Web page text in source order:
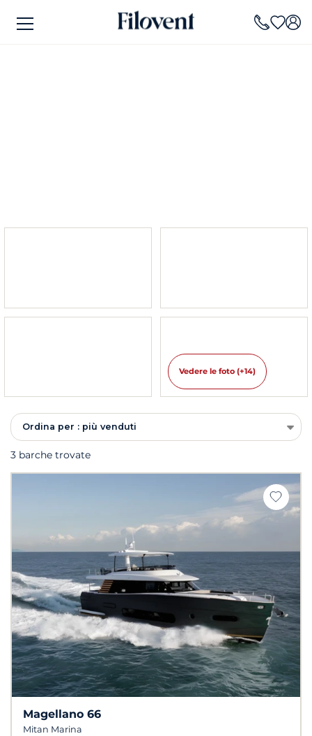
Vedere le foto (+14)
Ordina per : più venduti
3 barche trovate
Magellano 66
Mitan Marina